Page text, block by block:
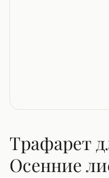
Трафарет
Осенние